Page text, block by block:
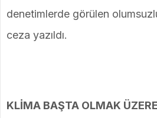
denetimlerde görülen
ceza yazıldı.
KLİMA BAŞTA OLMAK